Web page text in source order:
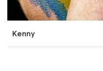
Kenny